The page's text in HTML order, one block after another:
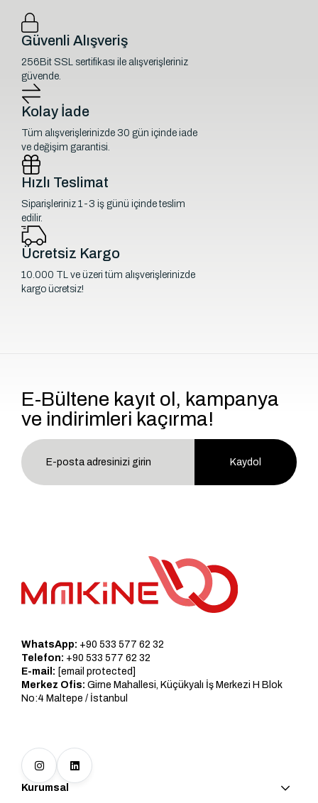
Güvenli Alışveriş
256Bit SSL sertifikası ile alışverişleriniz
güvende.
Kolay İade
Tüm alışverişlerinizde 30 gün içinde iade
ve değişim garantisi.
Hızlı Teslimat
Siparişleriniz 1-3 iş günü içinde teslim
edilir.
Ücretsiz Kargo
10.000 TL ve üzeri tüm alışverişlerinizde
kargo ücretsiz!
E-Bültene kayıt ol, kampanya
ve indirimleri kaçırma!
Kaydol
WhatsApp: +90 533 577 62 32
Telefon: +90 533 577 62 32
E-mail: [email protected]
Merkez Ofis: Girne Mahallesi, Küçükyalı İş Merkezi H Blok
No:4 Maltepe / İstanbul
Kurumsal